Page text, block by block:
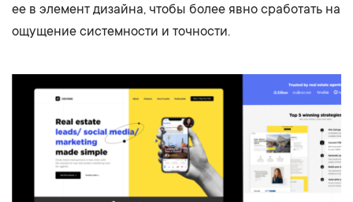
ее в элемент дизайна, чтобы более явно сработать на
ощущение системности и точности.